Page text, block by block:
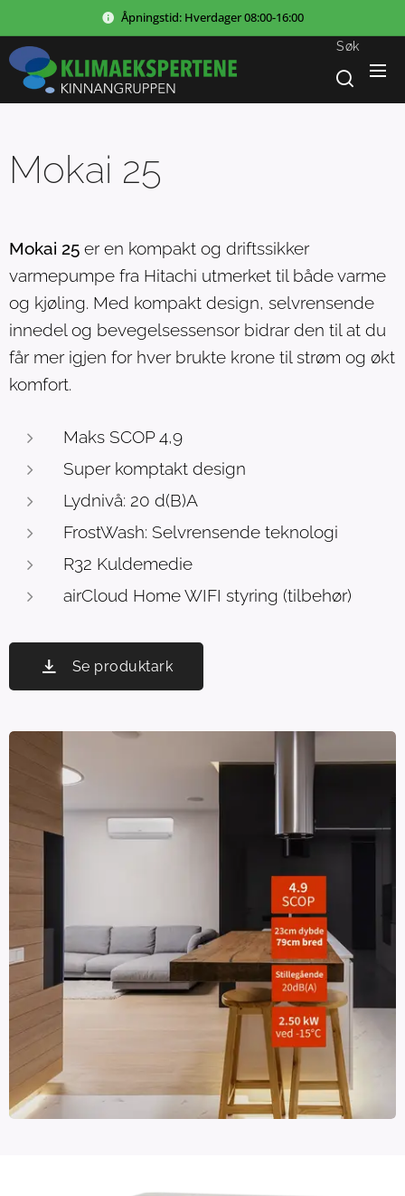
Åpningstid: Hverdager08:00-16:00
Søk
Mokai 25
Mokai 25 er en kompakt og driftssikker
varmepumpe fra Hitachi utmerket til både varme
og kjøling. Med kompakt design, selvrensende
innedel og bevegelsessensor bidrar den til at du
får mer igjen for hver brukte krone til strøm og økt
komfort.
Maks SCOP 4,9
Super komptakt design
Lydnivå: 20 d(B)A
FrostWash: Selvrensende teknologi
R32 Kuldemedie
airCloud Home WIFI styring (tilbehør)
Se produktark